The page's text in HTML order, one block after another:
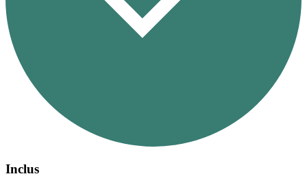
Inclus